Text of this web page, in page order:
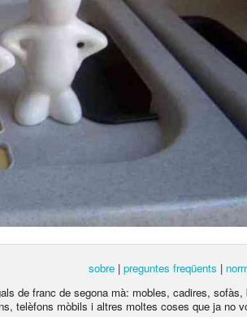
sobre | preguntes freqüents |
de franc de segona mà: mobles, cadires,
telèfons mòbils i altres moltes coses que ja no